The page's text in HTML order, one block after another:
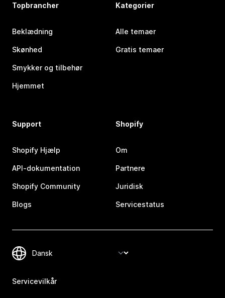
Topbrancher
Beklædning
Skønhed
Smykker og tilbehør
Hjemmet
Kategorier
Alle temaer
Gratis temaer
Support
Shopify Hjælp
API-dokumentation
Shopify Community
Blogs
Shopify
Om
Partnere
Juridisk
Servicestatus
Servicevilkår